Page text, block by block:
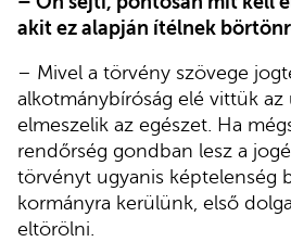
akit ez alapján ítélnek
– Mivel a törvény szövege
alkotmánybíróság elé vittük az
elmeszelik az egészet. Ha
rendőrség gondban lesz a
törvényt ugyanis képtelenség
kormányra kerülünk, első
eltörölni.